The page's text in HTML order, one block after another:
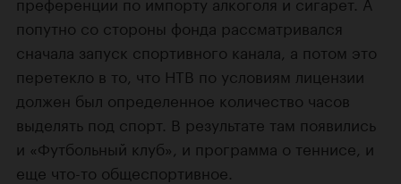
попутно со стороны фонда рассматривался
сначала запуск спортивного канала, а потом это
перетекло в то, что НТВ по условиям лицензии
должен был определенное количество часов
выделять под спорт. В результате там появились
и «Футбольный клуб», и программа о теннисе, и
еще что-то общеспортивное.